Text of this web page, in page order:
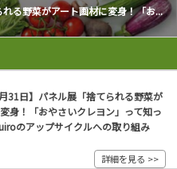
る野菜がアート画材に変身！「お...
31日】パネル展「捨てられる野菜が
身！「おやさいクレヨン」って知っ
のアップサイクルへの取り組み
詳細を見る >>